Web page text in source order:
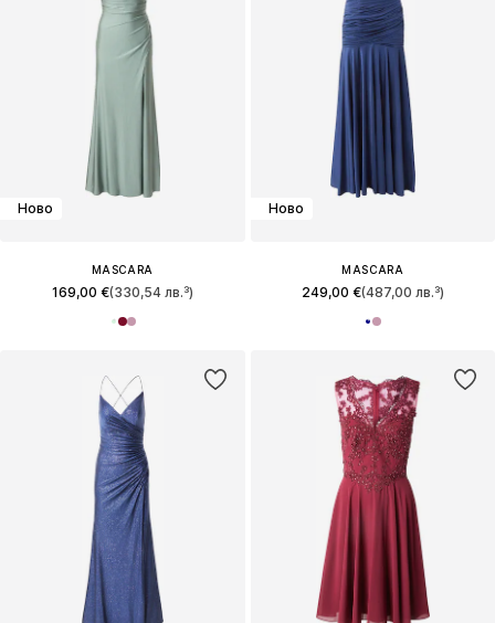
Ново
MASCARA
169,00 €(330,54 лв.³)
Ново
MASCARA
249,00 €(487,00 лв.³)